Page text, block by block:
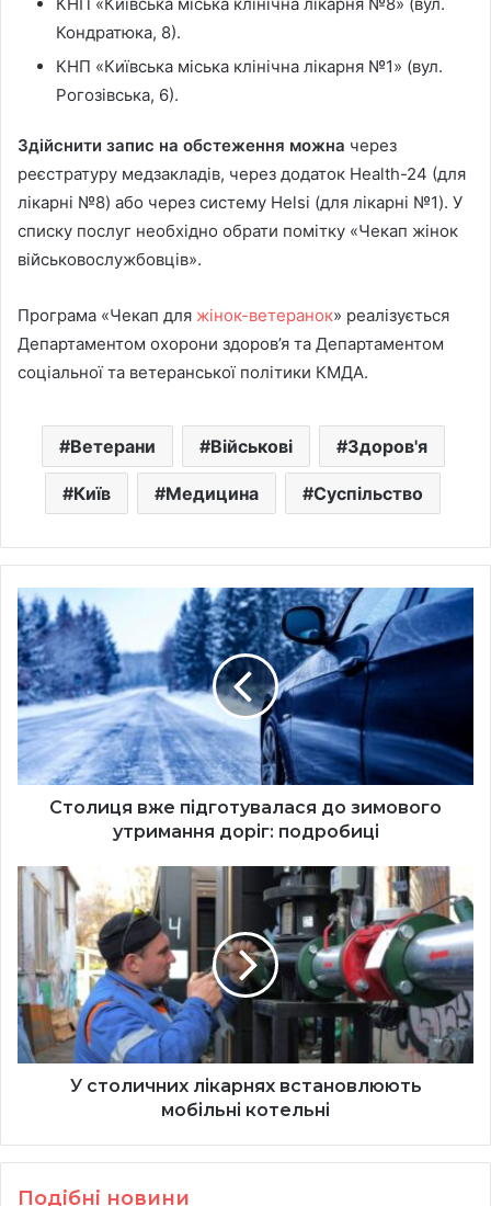
Кондратюка, 8).
КНП «Київська міська клінічна лікарня №1» (вул.
Рогозівська, 6).
Здійснити запис на обстеження можна через
реєстратуру медзакладів, через додаток Health-24 (для
лікарні №8) або через систему Helsi (для лікарні №1). У
списку послуг необхідно обрати помітку «Чекап жінок
військовослужбовців».
Програма «Чекап для жінок-ветеранок» реалізується
Департаментом охорони здоров’я та Департаментом
соціальної та ветеранської політики КМДА.
Ветерани Військові Здоров'я
Київ Медицина Суспільство
Столиця
вже
підготувалася
до
зимового
утримання
доріг:
подробиці
Столиця вже підготувалася до зимового
утримання доріг: подробиці
У
столичних
лікарнях
встановлюють
мобільні
котельні
У столичних лікарнях встановлюють
мобільні котельні
Подібні новини